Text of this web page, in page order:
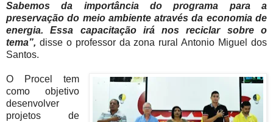
Sabemos da importância do programa para a
preservação do meio ambiente através da economia de
energia. Essa capacitação irá nos reciclar sobre o
tema”, disse o professor da zona rural Antonio Miguel dos
Santos.
O Procel tem
como objetivo
desenvolver
projetos de